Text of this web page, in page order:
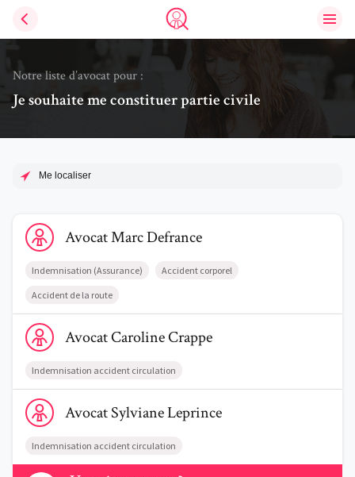
Trouve un avocat
Notre liste d’avocat pour :
Je souhaite me constituer partie civile
Me localiser
Voir le profil de AvocatMarc Defrance
AvocatMarcDefrance
Indemnisation (Assurance) Accident corporel
Accident de la route
Voir le profil de AvocatCaroline Crappe
AvocatCarolineCrappe
Indemnisation accident circulation
Voir le profil de AvocatSylviane Leprince
AvocatSylvianeLeprince
Indemnisation accident circulation
Contactez-nous